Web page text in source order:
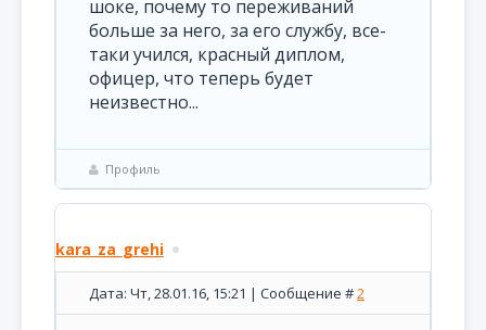
шоке, почему то переживаний
больше за него, за его службу, все-
таки учился, красный диплом,
офицер, что теперь будет
неизвестно...
Профиль
kara_za_grehi
Дата: Чт, 28.01.16, 15:21 | Сообщение #2